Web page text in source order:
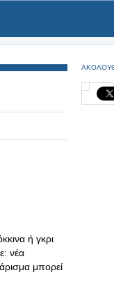
ή γκρι
νέα
μπορεί